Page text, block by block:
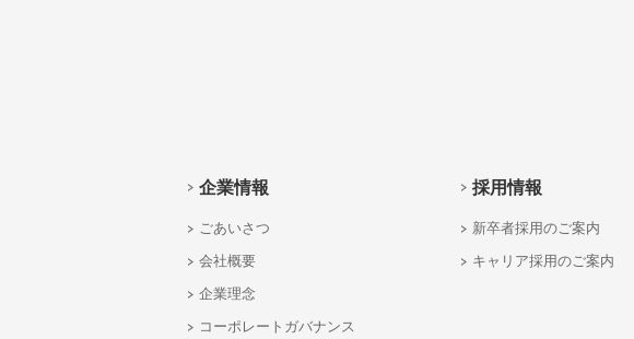
企業情報
ごあいさつ
会社概要
企業理念
コーポレートガバナンス
採用情報
新卒者採用のご案内
キャリア採用のご案内